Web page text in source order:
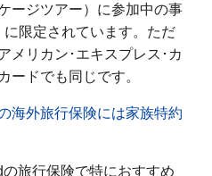
ージツアー）に参加中の事
限定されています。ただ
メリカン･エキスプレス･カ
ードでも同じです。
海外旅行保険には家族特約
旅行保険で特におすすめ